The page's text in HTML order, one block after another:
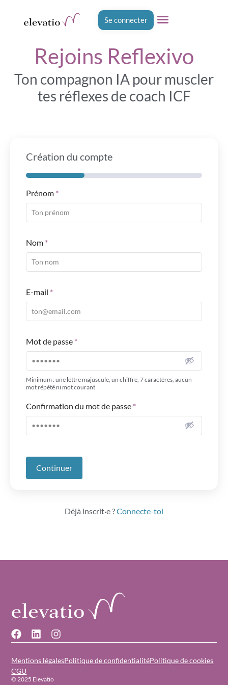
Se connecter
Rejoins Reflexivo
Ton compagnon IA pour muscler
tes réflexes de coach ICF
Prénom *
Nom *
E-mail *
Mot de passe *
Minimum : une lettre majuscule, un chiffre, 7 caractères, aucun
mot répété ni mot courant
Confirmation du mot de passe *
Continuer
Déjà inscrit·e ?Connecte-toi
© 2025 Elevatio
Mentions légalesPolitique de confidentialitéPolitique de cookies
CGU